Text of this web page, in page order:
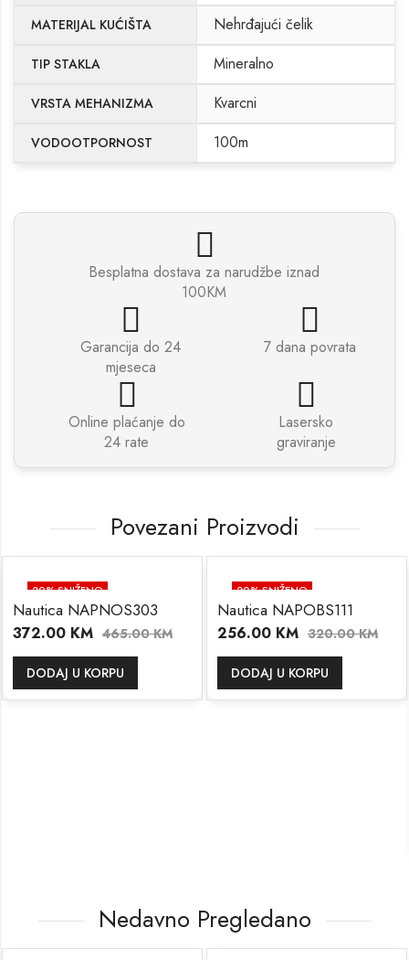
MATERIJAL KUĆIŠTA Nehrđajući čelik
TIP STAKLA Mineralno
VRSTA MEHANIZMA Kvarcni
VODOOTPORNOST 100m
Besplatna dostava za narudžbe iznad
100KM
Garancija do 24
mjeseca
7 dana povrata
Online plaćanje do
24 rate
Lasersko
graviranje
Povezani Proizvodi
20% SNIŽENO
Nautica NAPNOS303
372.00 KM 465.00KM
DODAJ U KORPU
20% SNIŽENO
Nautica NAPOBS111
256.00 KM 320.00KM
DODAJ U KORPU
Nedavno Pregledano